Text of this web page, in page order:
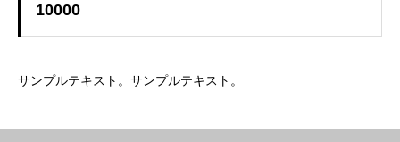
10000
サンプルテキスト。サンプルテキスト。